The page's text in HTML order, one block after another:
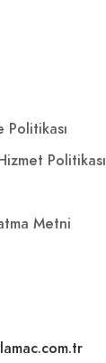
Politikası
Metni